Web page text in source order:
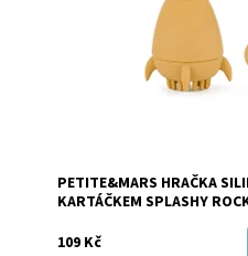
Značka:
PETITE&MARS HRAČKA
KARTÁČKEM SPLASHY
109 Kč